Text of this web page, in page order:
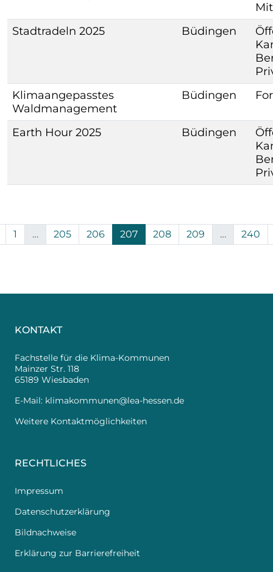
Stadtradeln 2025
Büdingen
Klimaangepasstes
Waldmanagement
Büdingen
Earth Hour 2025 Büdingen
1 … 205 206 207 208 209 … 240
KONTAKT
Fachstelle für die Klima-Kommunen
Mainzer Str. 118
65189 Wiesbaden
E-Mail: klimakommunen@lea-hessen.de
Weitere Kontaktmöglichkeiten
RECHTLICHES
Impressum
Datenschutzerklärung
Bildnachweise
Erklärung zur Barrierefreiheit